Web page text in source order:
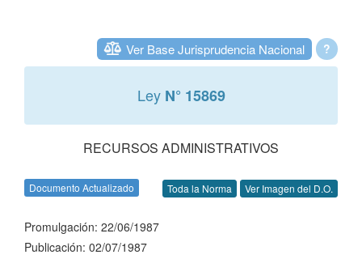
?
Ver Base Jurisprudencia Nacional
Ley N° 15869
RECURSOS ADMINISTRATIVOS
Documento Actualizado Toda la Norma Ver Imagen del D.O.
Promulgación: 22/06/1987
Publicación: 02/07/1987